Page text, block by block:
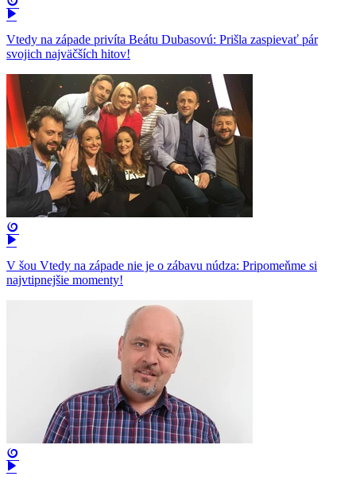
Vtedy na západe privíta Beátu Dubasovú: Prišla zaspievať pár
svojich najväčších hitov!
V šou Vtedy na západe nie je o zábavu núdza: Pripomeňme si
najvtipnejšie momenty!